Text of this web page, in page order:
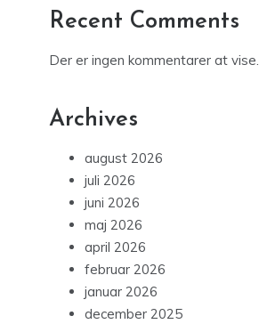
Recent Comments
Der er ingen kommentarer at vise.
Archives
august 2026
juli 2026
juni 2026
maj 2026
april 2026
februar 2026
januar 2026
december 2025